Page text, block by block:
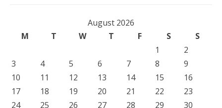
August 2026
M
T W T F S
S
1
2
3
4 5 6 7 8
9
10
11 12 13 14 15
16
17
18 19 20 21 22
23
24
25 26 27 28 29
30